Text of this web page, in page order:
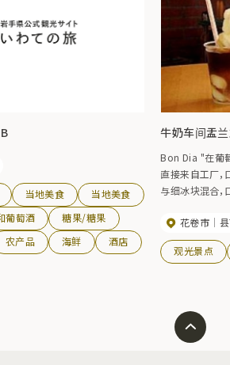
当地美食
当地美食
葡萄酒
糖果/糖果
农产品 海鲜 酒店
牛奶车间盂
Bon Dia "在葡
直接来自工厂
与细冰块混合，
花卷市
观光景点